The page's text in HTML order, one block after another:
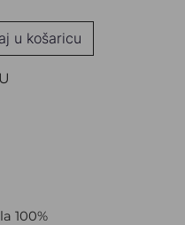
u košaricu
100%